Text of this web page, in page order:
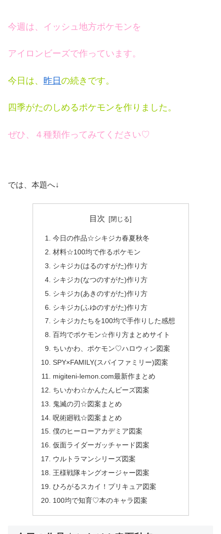
今週は、イッシュ地方ポケモンを
アイロンビーズで作っています。
今日は、 昨日の続きです。
四季がたのしめるポケモンを作りました。
ぜひ、４種類作ってみてください♡
では、本題へ↓
目次
今日の作品☆シキジカ春夏秋冬
材料☆100均で作るポケモン
シキジカ(はるのすがた)作り方
シキジカ(なつのすがた)作り方
シキジカ(あきのすがた)作り方
シキジカ(ふゆのすがた)作り方
シキジカたちを100均で手作りした感想
百均でポケモン☆作り方まとめサイト
ちいかわ、ポケモン♡ハロウィン図案
SPY×FAMILY(スパイファミリー)図案
migiteni-lemon.com最新作まとめ
ちいかわ☆かんたんビーズ図案
鬼滅の刃☆図案まとめ
呪術廻戦☆図案まとめ
僕のヒーローアカデミア図案
仮面ライダーガッチャード図案
ウルトラマンシリーズ図案
王様戦隊キングオージャー図案
ひろがるスカイ！プリキュア図案
100均で知育♡本のキャラ図案